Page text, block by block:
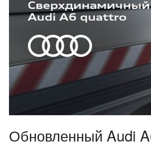
Обновленный Audi